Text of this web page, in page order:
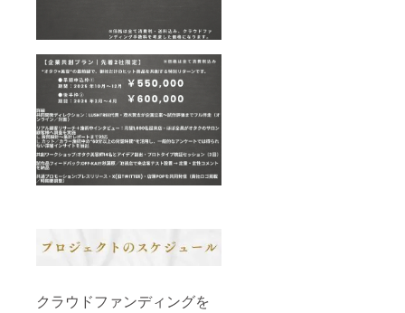
クラウドファンディングを